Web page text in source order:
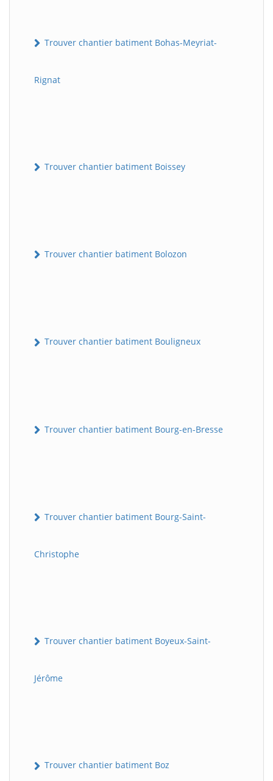
Trouver chantier batiment Bohas-Meyriat-
Rignat
Trouver chantier batiment Boissey
Trouver chantier batiment Bolozon
Trouver chantier batiment Bouligneux
Trouver chantier batiment Bourg-en-Bresse
Trouver chantier batiment Bourg-Saint-
Christophe
Trouver chantier batiment Boyeux-Saint-
Jérôme
Trouver chantier batiment Boz